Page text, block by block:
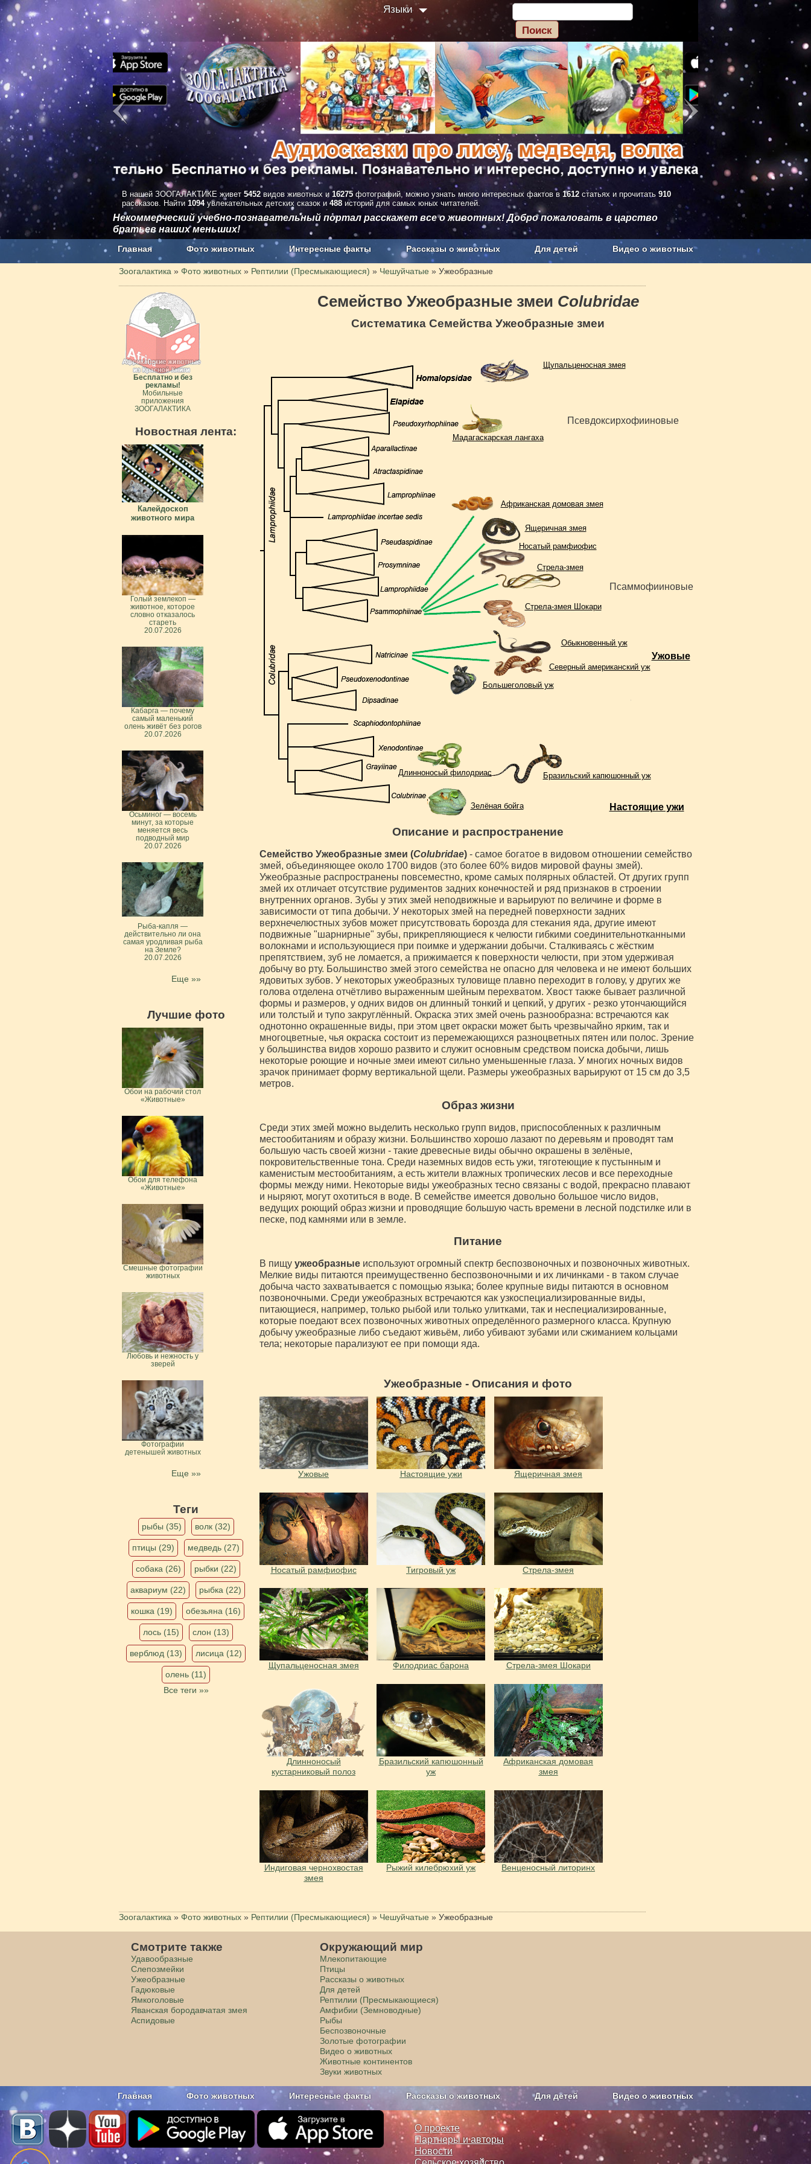
Языки
В нашей ЗООГАЛАКТИКЕ живет 5452 видов животных и 16275 фотографий, можно узнать много интересных фактов в 1612 статьях и прочитать 910
рассказов. Найти 1094увлекательных детских сказок и 488 историй для самых юных читателей.
Некоммерческий учебно-познавательный портал расскажет все о животных! Добро пожаловать в царство
братьев наших меньших!
Главная Фото животных Интересные факты Рассказы о животных Для детей Видео о животных
Наши приложения. Бесплатно и без рекламы О проекте
Зоогалактика » Фото животных » Рептилии (Пресмыкающиеся) » Чешуйчатые » Ужеобразные
Семейство Ужеобразные змеи Colubridae
Систематика Семейства Ужеобразные змеи
Щупальценосная змея
Мадагаскарская лангаха
Африканская домовая змея
Ящеричная змея
Носатый рамфиофис
Стрела-змея
Стрела-змея Шокари
Ужовые
Обыкновенный уж
Северный американский уж
Большеголовый уж
Длинноносый филодриас Бразильский капюшонный уж
Настоящие ужи
Зелёная бойга
Псевдоксирхофииновые
Псаммофииновые
Описание и распространение
Семейство Ужеобразные змеи (Colubridae)- самое богатое в видовом отношении семейство
змей, объединяющее около 1700 видов (это более 60% видов мировой фауны змей).
Ужеобразные распространены повсеместно, кроме самых полярных областей. От других групп
змей их отличает отсутствие рудиментов задних конечностей и ряд признаков в строении
внутренних органов. Зубы у этих змей неподвижные и варьируют по величине и форме в
зависимости от типа добычи. У некоторых змей на передней поверхности задних
верхнечелюстных зубов может присутствовать борозда для стекания яда, другие имеют
подвижные "шарнирные" зубы, прикрепляющиеся к челюсти гибкими соединительнотканными
волокнами и использующиеся при поимке и удержании добычи. Сталкиваясь с жёстким
препятствием, зуб не ломается, а прижимается к поверхности челюсти, при этом удерживая
добычу во рту. Большинство змей этого семейства не опасно для человека и не имеют больших
ядовитых зубов. У некоторых ужеобразных туловище плавно переходит в голову, у других же
голова отделена отчётливо выраженным шейным перехватом. Хвост также бывает различной
формы и размеров, у одних видов он длинный тонкий и цепкий, у других - резко утончающийся
или толстый и тупо закруглённый. Окраска этих змей очень разнообразна: встречаются как
однотонно окрашенные виды, при этом цвет окраски может быть чрезвычайно ярким, так и
многоцветные, чья окраска состоит из перемежающихся разноцветных пятен или полос. Зрение
у большинства видов хорошо развито и служит основным средством поиска добычи, лишь
некоторые роющие и ночные змеи имеют сильно уменьшенные глаза. У многих ночных видов
зрачок принимает форму вертикальной щели. Размеры ужеобразных варьируют от 15 см до 3,5
метров.
Образ жизни
Среди этих змей можно выделить несколько групп видов, приспособленных к различным
местообитаниям и образу жизни. Большинство хорошо лазают по деревьям и проводят там
большую часть своей жизни - такие древесные виды обычно окрашены в зелёные,
покровительственные тона. Среди наземных видов есть ужи, тяготеющие к пустынным и
каменистым местообитаниям, а есть жители влажных тропических лесов и все переходные
формы между ними. Некоторые виды ужеобразных тесно связаны с водой, прекрасно плавают
и ныряют, могут охотиться в воде. В семействе имеется довольно большое число видов,
ведущих роющий образ жизни и проводящие большую часть времени в лесной подстилке или в
песке, под камнями или в земле.
Питание
В пищу ужеобразныеиспользуют огромный спектр беспозвоночных и позвоночных животных.
Мелкие виды питаются преимущественно беспозвоночными и их личинками - в таком случае
добыча часто захватывается с помощью языка; более крупные виды питаются в основном
позвоночными. Среди ужеобразных встречаются как узкоспециализированные виды,
питающиеся, например, только рыбой или только улитками, так и неспециализированные,
которые поедают всех позвоночных животных определённого размерного класса. Крупную
добычу ужеобразные либо съедают живьём, либо убивают зубами или сжиманием кольцами
тела; некоторые парализуют ее при помощи яда.
Ужеобразные - Описания и фото
Ужовые Настоящие ужи Ящеричная змея
Носатый рамфиофис Тигровый уж Стрела-змея
Щупальценосная змея Филодриас барона Стрела-змея Шокари
Длинноносый
кустарниковый полоз
Бразильский капюшонный
уж
Африканская домовая
змея
Индиговая чернохвостая
змея
Рыжий килебрюхий уж Венценосный литоринх
Бесплатно и без
рекламы!
Мобильные
приложения
ЗООГАЛАКТИКА
Новостная лента:
Калейдоскоп
животного мира
Голый землекоп —
животное, которое
словно отказалось
стареть
20.07.2026
Кабарга — почему
самый маленький
олень живёт без рогов
20.07.2026
Осьминог — восемь
минут, за которые
меняется весь
подводный мир
20.07.2026
Рыба-капля —
действительно ли она
самая уродливая рыба
на Земле?
20.07.2026
Еще »»
Лучшие фото
Обои на рабочий стол
«Животные»
Обои для телефона
«Животные»
Смешные фотографии
животных
Любовь и нежность у
зверей
Фотографии
детенышей животных
Еще »»
Теги
рыбы (35) волк (32)
птицы (29) медведь (27)
собака (26) рыбки (22)
аквариум (22) рыбка (22)
кошка (19) обезьяна (16)
лось (15) слон (13)
верблюд (13) лисица (12)
олень (11)
Все теги »»
Зоогалактика » Фото животных » Рептилии (Пресмыкающиеся) » Чешуйчатые » Ужеобразные
Смотрите также
Удавообразные
Слепозмейки
Ужеобразные
Гадюковые
Ямкоголовые
Яванская бородавчатая змея
Аспидовые
Окружающий мир
Млекопитающие
Птицы
Рассказы о животных
Для детей
Рептилии (Пресмыкающиеся)
Амфибии (Земноводные)
Рыбы
Беспозвоночные
Золотые фотографии
Видео о животных
Животные континентов
Звуки животных
Главная Фото животных Интересные факты Рассказы о животных Для детей Видео о животных
Наши приложения. Бесплатно и без рекламы О проекте Сельское хозяйство
О проекте
Партнеры и авторы
Новости